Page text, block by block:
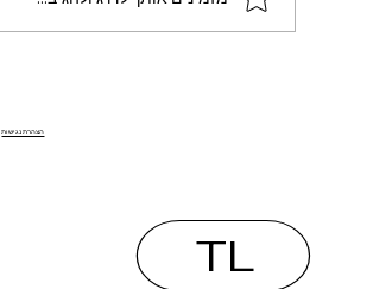
TL
הצהרת נגישות